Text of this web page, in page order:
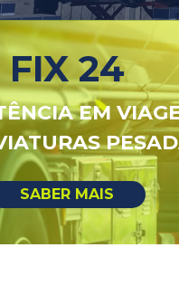
FIX 24
EM
SABER MAIS